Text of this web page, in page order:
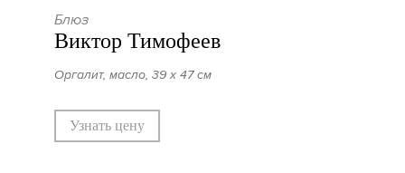
Блюз
Виктор Тимофеев
Оргалит, масло, 39 х 47 см
Узнать цену